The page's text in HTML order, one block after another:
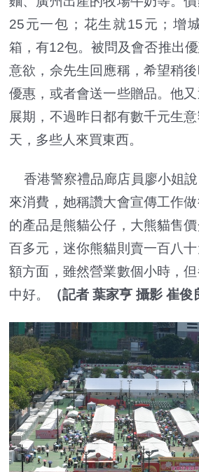
25元一包；花生就15元；增
箱，有12包。被問及會否推出
意欲，佘先生回應稱，希望稍
優惠，或者會送一些贈品。他
展期，不過昨日都有數千元生
天，多些人來買東西。
香港警察禮品廊店員廖小姐說
來消費，她稱讚大會宣傳工作
的產品是熊貓公仔，大熊貓售
百多元，迷你熊貓則賣一百八
額方面，雖然營業數個小時，
中好。
（記者 葉家亨 攝影 崔俊